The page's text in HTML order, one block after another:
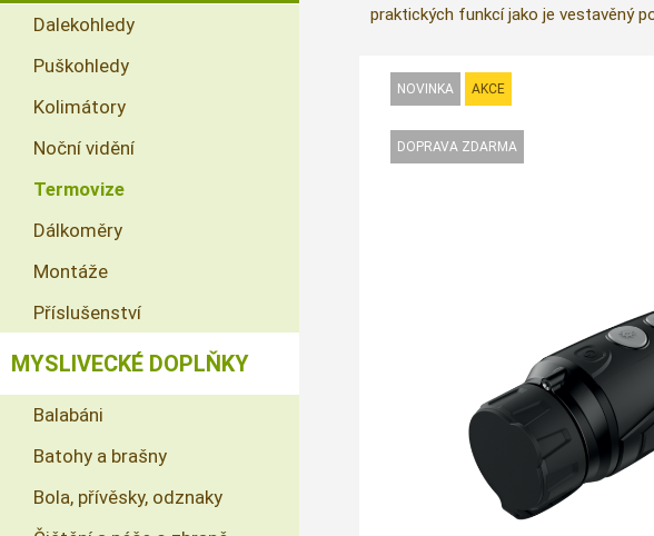
praktických funkcí jako je vestavěný
Dalekohledy
Puškohledy
Kolimátory
Noční vidění
Termovize
Dálkoměry
Montáže
Příslušenství
MYSLIVECKÉ DOPLŇKY
Balabáni
Batohy a brašny
Bola, přívěsky, odznaky